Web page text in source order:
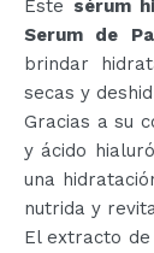
Este sérum
Serum de
brindar
secas y
Gracias a su
y ácido
una
nutrida y
El extracto